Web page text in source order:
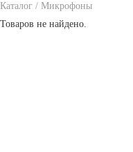
Каталог / Микрофоны
Товаров не найдено.